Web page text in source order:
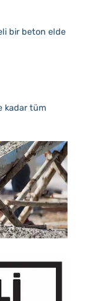
bir beton elde
kadar tüm